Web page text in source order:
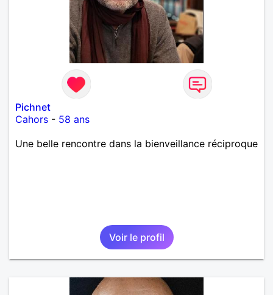
Pichnet
Cahors - 58 ans
Une belle rencontre dans la bienveillance réciproque
Voir le profil